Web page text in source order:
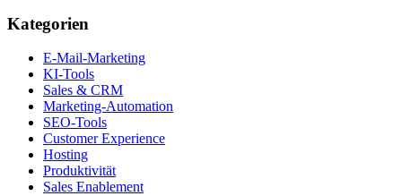
Kategorien
E-Mail-Marketing
KI-Tools
Sales & CRM
Marketing-Automation
SEO-Tools
Customer Experience
Hosting
Produktivität
Sales Enablement